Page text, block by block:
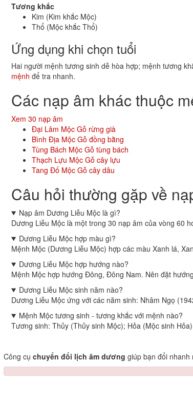
Tương khắc
Kim (Kim khắc Mộc)
Thổ (Mộc khắc Thổ)
Ứng dụng khi chọn tuổi
Hai người mệnh tương sinh dễ hòa hợp; mệnh tương
mệnh để tra nhanh.
Các nạp âm khác thuộc
Xem 30 nạp âm
Đại Lâm Mộc Gỗ rừng già
Bình Địa Mộc Gỗ đồng bằng
Tùng Bách Mộc Gỗ tùng bách
Thạch Lựu Mộc Gỗ cây lựu
Tang Đố Mộc Gỗ cây dâu
Câu hỏi thường gặp về
Nạp âm Dương Liễu Mộc là gì?
Dương Liễu Mộc là một trong 30 nạp âm của vòng 60
Dương Liễu Mộc hợp màu gì?
Mệnh Mộc (Dương Liễu Mộc) hợp các màu Xanh lá,
Dương Liễu Mộc hợp hướng nào?
Mệnh Mộc hợp hướng Đông, Đông Nam. Nên đặt
Dương Liễu Mộc sinh năm nào?
Dương Liễu Mộc ứng với các năm sinh: Nhâm Ngọ
Mệnh Mộc tương sinh - tương khắc với mệnh nào?
Tương sinh: Thủy (Thủy sinh Mộc); Hỏa (Mộc sinh
Công cụ chuyển đổi lịch âm dương giúp bạn đổi